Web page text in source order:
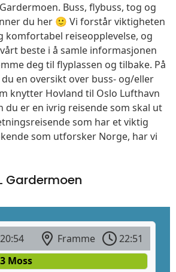
Buss, flybuss, tog og
du her 🙂 Vi forstår viktigheten
komfortabel reiseopplevelse, og
beste i å samle informasjonen
deg til flyplassen og tilbake. På
en oversikt over buss- og/eller
knytter Hovland til Oslo Lufthavn
du er en ivrig reisende som skal ut
som har et viktig
som utforsker Norge, har vi
Gardermoen
20:54 Framme
22:51
Moss